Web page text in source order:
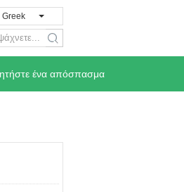
Greek
search
ένα απόσπασμα